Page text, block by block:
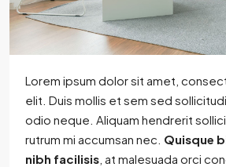
Lorem ipsum dolor sit amet,
elit. Duis mollis et sem sed
odio neque. Aliquam hendrerit
rutrum mi accumsan nec. Quisque
nibh facilisis , at malesuada orci